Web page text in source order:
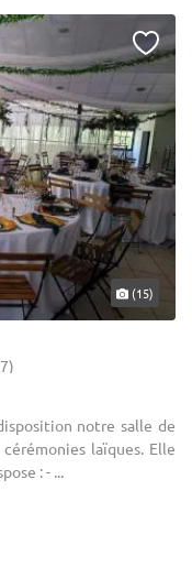
(15)
notre salle de
laïques. Elle
: - ...